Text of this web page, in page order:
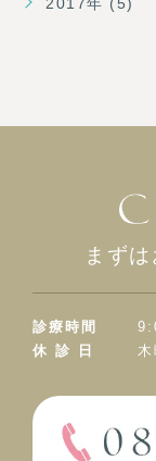
まず
診療時間
休 診 日